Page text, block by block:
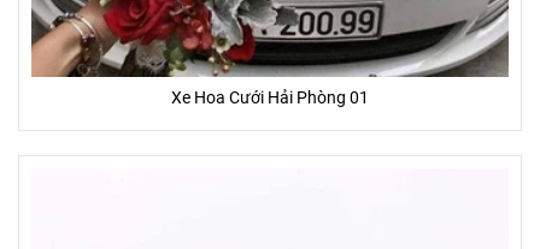
Xe Hoa Cưới Hải Phòng 01